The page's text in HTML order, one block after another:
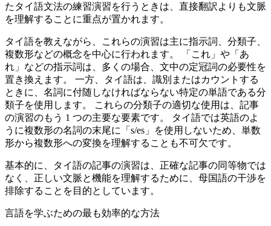
たタイ語文法の練習演習を行うときは、直接翻訳よりも文脈
を理解することに重点が置かれます。
タイ語を教えながら、これらの演習は主に指示詞、分類子、
複数形などの概念を中心に行われます。 「これ」や「あ
れ」などの指示詞は、多くの場合、文中の定冠詞の必要性を
置き換えます。 一方、タイ語は、識別またはカウントする
ときに、名詞に付随しなければならない特定の単語である分
類子を使用します。 これらの分類子の適切な使用は、記事
の演習のもう 1 つの主要な要素です。 タイ語では英語のよ
うに複数形の名詞の末尾に「s/es」を使用しないため、単数
形から複数形への変換を理解することも不可欠です。
基本的に、タイ語の記事の演習は、正確な記事の同等物では
なく、正しい文脈と機能を理解するために、母国語の干渉を
排除することを目的としています。
言語を学ぶための最も効率的な方法